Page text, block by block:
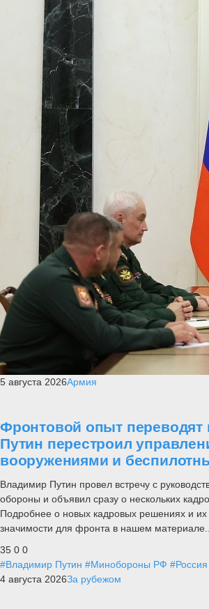
5 августа 2026Армия
Фронтовой опыт переводят
Путин перестроил
вооружениями и
Владимир Путин провел встречу с
обороны и объявил сразу о нескольких
Подробнее о новых кадровых решениях и их
значимости для фронта в нашем
35 0 0
#Владимир Путин #Минобороны РФ #Россия
4 августа 2026За рубежом